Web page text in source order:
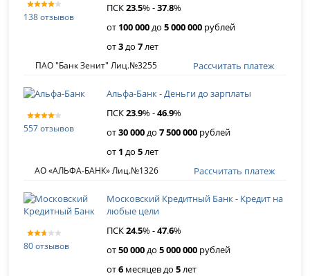
138 отзывов
ПСК23.5% -37.8%
от 100 000до5 000 000 рублей
от3до7лет
ПАО "Банк Зенит" Лиц.№3255 Рассчитать платеж
557 отзывов
Альфа-Банк - Деньги до зарплаты
ПСК23.9% -46.9%
от30 000до7 500 000 рублей
от 1 до5лет
АО «АЛЬФА-БАНК» Лиц.№1326 Рассчитать платеж
80 отзывов
Московский Кредитный Банк - Кредит на
любые цели
ПСК24.5% -47.6%
от50 000до5 000 000 рублей
от6 месяцев до5лет